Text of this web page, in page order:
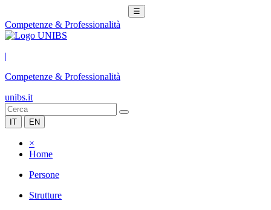
☰
Competenze & Professionalità
|
Competenze & Professionalità
unibs.it
IT EN
×
Home
Persone
Strutture